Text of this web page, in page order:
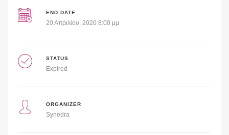
END DATE
20 Απριλίου, 2020 8:00 μμ
STATUS
Expired
ORGANIZER
Synedra